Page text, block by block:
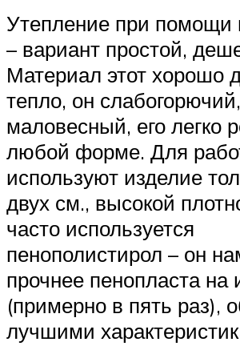
Утепление при помощи
– вариант простой,
Материал этот хорошо
тепло, он слабогорючий,
маловесный, его легко
любой форме. Для
используют изделие
двух см., высокой
часто используется
пенополистирол – он
прочнее пенопласта на
(примерно в пять раз),
лучшими